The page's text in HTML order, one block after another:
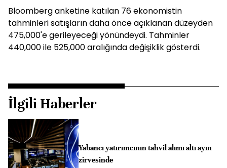
Bloomberg anketine katılan 76 ekonomistin
tahminleri satışların daha önce açıklanan düzeyden
475,000'e gerileyeceği yönündeydi. Tahminler
440,000 ile 525,000 aralığında değişiklik gösterdi.
İlgili Haberler
Yabancı yatırımcının tahvil alımı altı ayın
zirvesinde